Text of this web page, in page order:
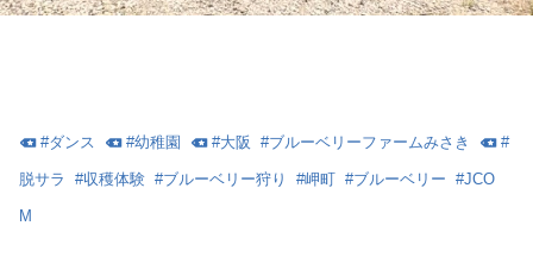
#ダンス #幼稚園 #大阪 #ブルーベリーファームみさき #
脱サラ #収穫体験 #ブルーベリー狩り #岬町 #ブルーベリー #JCO
M